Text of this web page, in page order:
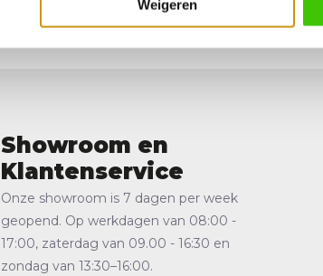
Weigeren
Showroom en
Klantenservice
Onze showroom is 7 dagen per week
geopend. Op werkdagen van 08:00 -
17:00, zaterdag van 09.00 - 16:30 en
zondag van 13:30–16:00.